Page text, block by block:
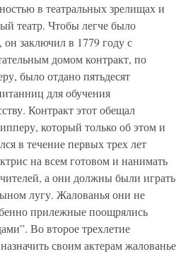
в театральных зрелищах и
театр. Чтобы легче было
заключил в 1779 году с
домом контракт, по
было отдано пятьдесят
для обучения
Контракт этот обещал
который только об этом и
в течение первых трех лет
на всем готовом и нанимать
а они должны были играть
лугу. Жалованья они не
прилежные поощрялись
Во второе трехлетие
своим актерам жалованье